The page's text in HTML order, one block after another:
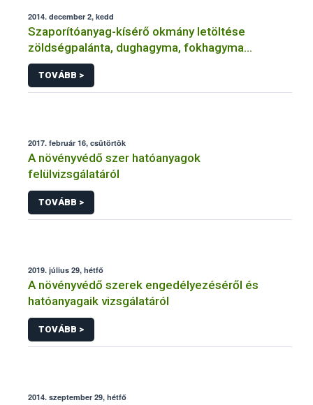
2014. december 2, kedd
Szaporítóanyag-kísérő okmány letöltése
zöldségpalánta, dughagyma, fokhagyma
szaporítóanyag forgalomba hozatalához
(engedéllyel rendelkező ügyfelek részére)
TOVÁBB >
2017. február 16, csütörtök
A növényvédő szer hatóanyagok
felülvizsgálatáról
TOVÁBB >
2019. július 29, hétfő
A növényvédő szerek engedélyezéséről és
hatóanyagaik vizsgálatáról
TOVÁBB >
2014. szeptember 29, hétfő